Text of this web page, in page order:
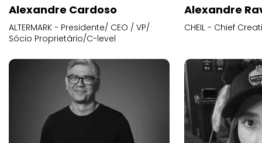
Alexandre Cardoso
ALTERMARK - Presidente/ CEO / VP/
Sócio Proprietário/C-level
Alexandre
CHEIL - Chief